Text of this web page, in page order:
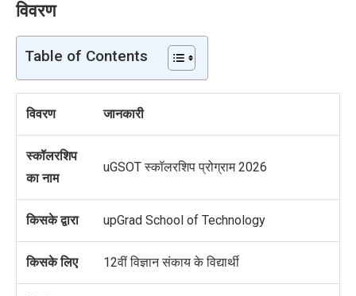
विवरण
Table of Contents
विवरण जानकारी
स्कॉलरशिप
का नाम
uGSOT स्कॉलरशिप प्रोग्राम 2026
किसके द्वारा upGrad School of Technology
किसके लिए 12वीं विज्ञानसंकायके विद्यार्थी